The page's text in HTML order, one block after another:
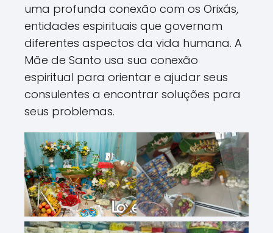
uma profunda conexão com os Orixás,
entidades espirituais que governam
diferentes aspectos da vida humana. A
Mãe de Santo usa sua conexão
espiritual para orientar e ajudar seus
consulentes a encontrar soluções para
seus problemas.